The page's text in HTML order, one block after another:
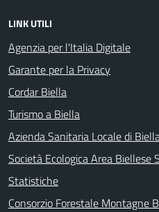
LINK UTILI
Agenzia per l'Italia Digitale
Garante per la Privacy
Cordar Biella
Turismo a Biella
Azienda Sanitaria Locale di
Società Ecologica Area Biellese
Statistiche
Consorzio Forestale Montagne